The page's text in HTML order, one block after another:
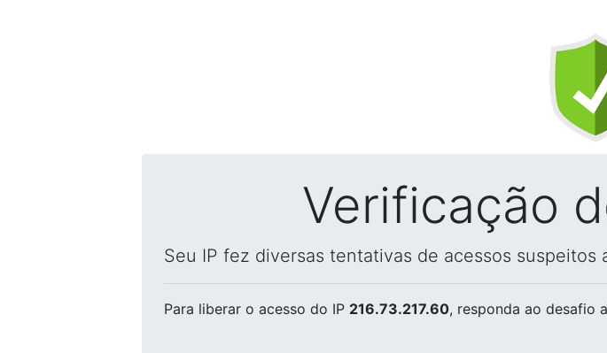
Verificação
Seu IP fez diversas tentativas de acessos suspeitos
Para liberar o acesso do IP 216.73.217.60, responda ao desafio